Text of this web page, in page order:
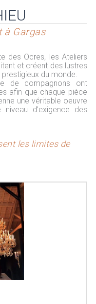
à Gargas
des Ocres, les Ateliers
et créent des lustres
prestigieux du monde.
de compagnons ont
afin que chaque pièce
une véritable oeuvre
d’exigence des
les limites de